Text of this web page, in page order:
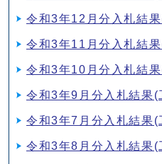
令和3年12月分入札結
令和3年11月分入札結
令和3年10月分入札結
令和3年9月分入札結果(
令和3年7月分入札結果(
令和3年8月分入札結果(